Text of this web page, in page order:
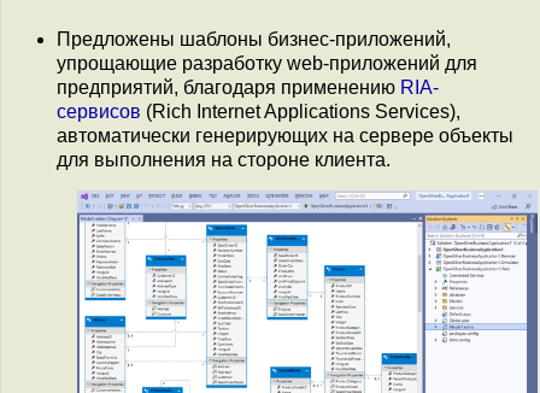
Предложены шаблоны бизнес-приложений,
упрощающие разработку web-приложений для
предприятий, благодаря применению RIA-
сервисов (Rich Internet Applications Services),
автоматически генерирующих на сервере объекты
для выполнения на стороне клиента.